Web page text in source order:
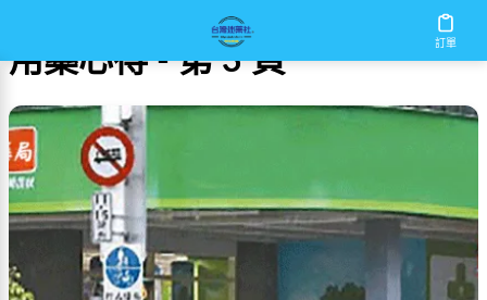
訂單
用藥心得 - 第 3 頁